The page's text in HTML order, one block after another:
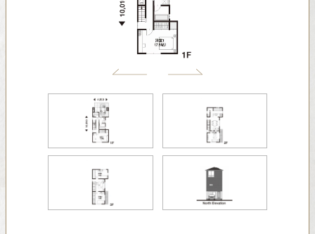
デザイナーズギャラリー
分譲住宅（建売・土地）検索
土地活用モデルルーム見学
企業不動産活用（CRE）戦略
事業用リノベーション
ホテル・旅館リフォーム
複合開発事業（ASMACI-アスマチ-）
分譲マンション開発事業
収益不動産・投資開発事業
建築再生事業
住まいるりんぐ（ロングサポート）
アフターメンテナンス
ミサワリフォーム
MISAWAについて
ミサワホームグループ
イベント情報
カタログ請求
住まいのご相談